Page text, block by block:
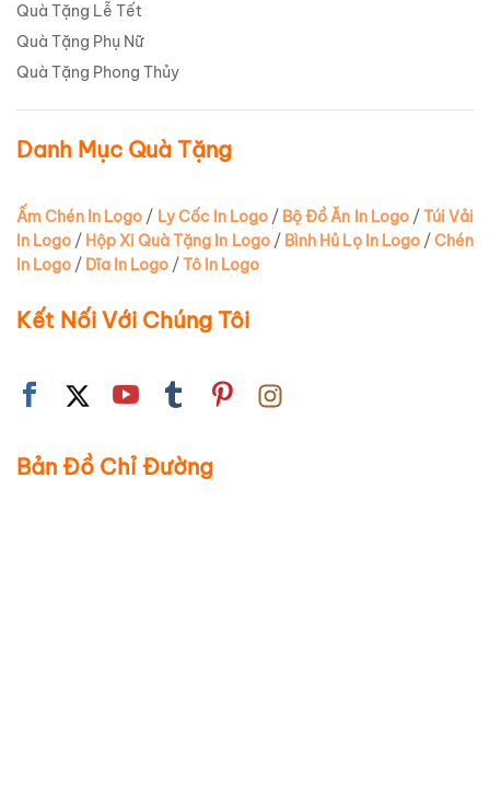
Quà Tặng Lễ Tết
Quà Tặng Phụ Nữ
Quà Tặng Phong Thủy
Danh Mục Quà Tặng
Ấm Chén In Logo / Ly Cốc In Logo/ Bộ Đồ Ăn In Logo/ Túi Vải
In Logo / Hộp Xi Quà Tặng In Logo/ Bình Hủ Lọ In Logo/ Chén
In Logo / Dĩa In Logo / Tô In Logo
Kết Nối Với Chúng Tôi
Bản Đồ Chỉ Đường